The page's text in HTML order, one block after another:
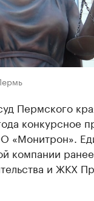
Пермского
конкурсное
«Монитрон».
компании
и ЖКХ